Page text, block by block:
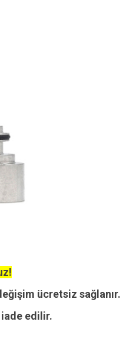
ücretsiz sağlanır.
edilir.